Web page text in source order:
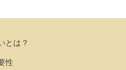
とは？
性